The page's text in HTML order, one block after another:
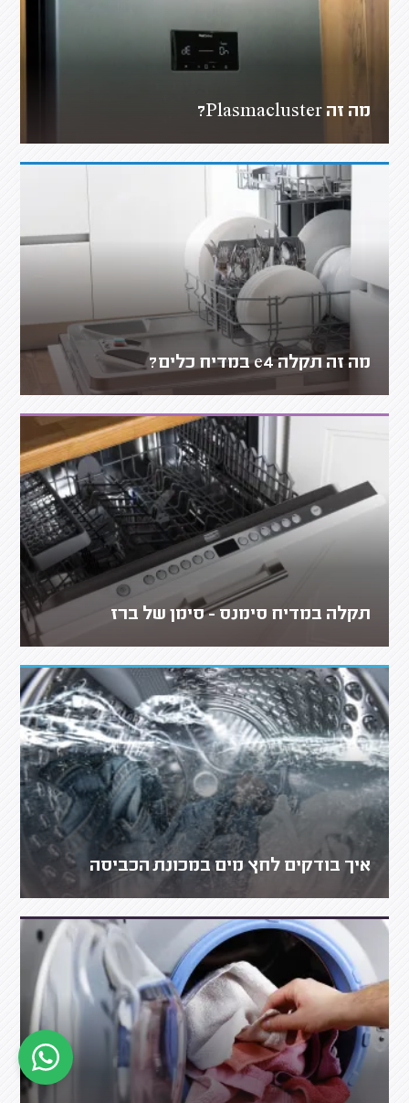
מה זה Plasmacluster?
מה זה תקלה e4 במדיח כלים?
תקלה במדיח סימנס - סימן של ברז
איך בודקים לחץ מים במכונת הכביסה